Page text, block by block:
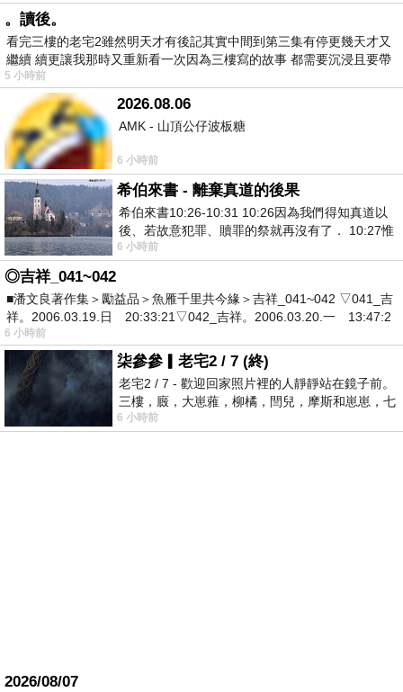
。讀後。
看完三樓的老宅2雖然明天才有後記其實中間到第三集有停更幾天才又
繼續 續更讓我那時又重新看一次因為三樓寫的故事 都需要沉浸且要帶
有
5 小時前
2026.08.06
AMK - 山頂公仔波板糖
6 小時前
希伯來書 - 離棄真道的後果
希伯來書10:26-10:31 10:26因為我們得知真道以
後、若故意犯罪、贖罪的祭就再沒有了． 10:27惟
有戰懼等候審判和那燒滅眾敵人的烈火
6 小時前
◎吉祥_041~042
■潘文良著作集＞勵益品＞魚雁千里共今緣＞吉祥_041~042 ▽041_吉
祥。2006.03.19.日 20:33:21▽042_吉祥。2006.03.20.一 13:47:2
6 小時前
柒參參▎老宅2 / 7 (終)
老宅2 / 7 - 歡迎回家照片裡的人靜靜站在鏡子前。
三樓，廄，大崽蕥，柳橘，閆兒，摩斯和崽崽，七
個人整整齊齊地站在鏡框之外，如同
6 小時前
2026/08/07